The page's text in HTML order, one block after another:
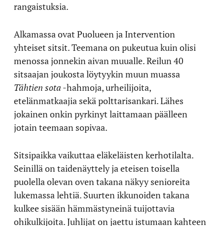
rangaistuksia.
Alkamassa ovat Puolueen ja Intervention
yhteiset sitsit. Teemana on pukeutua kuin olisi
menossa jonnekin aivan muualle. Reilun 40
sitsaajan joukosta löytyykin muun muassa
Tähtien sota -hahmoja, urheilijoita,
etelänmatkaajia sekä polttarisankari. Lähes
jokainen onkin pyrkinyt laittamaan päälleen
jotain teemaan sopivaa.
Sitsipaikka vaikuttaa eläkeläisten kerhotilalta.
Seinillä on taidenäyttely ja eteisen toisella
puolella olevan oven takana näkyy senioreita
lukemassa lehtiä. Suurten ikkunoiden takana
kulkee sisään hämmästyneinä tuijottavia
ohikulkijoita. Juhlijat on jaettu istumaan kahteen